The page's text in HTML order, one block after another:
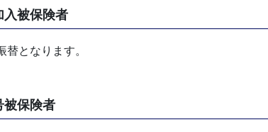
入被保険者
替となります。
被保険者